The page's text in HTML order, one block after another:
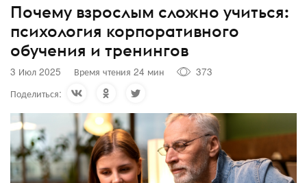
Почему взрослым сложно учиться:
психология корпоративного
обучения и тренингов
3 Июл 2025 Время чтения 24 мин
373
Поделиться: